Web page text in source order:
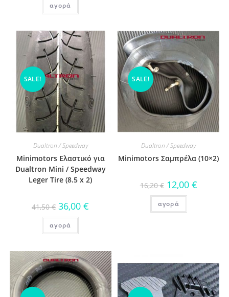
αγορά
SALE!
Dualtron / Speedway
Minimotors Ελαστικό για
Dualtron Mini / Speedway
Leger Tire (8.5 x 2)
41,50€ 36,00€
αγορά
SALE!
Dualtron / Speedway
Minimotors Σαμπρέλα (10×2)
16,20€ 12,00 €
αγορά